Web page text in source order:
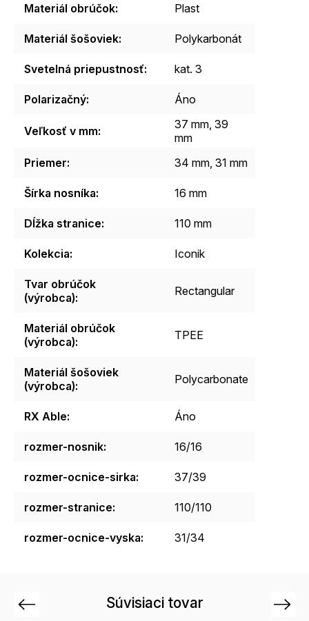
Materiál obrúčok: Plast
Materiál šošoviek: Polykarbonát
Svetelná priepustnosť: kat. 3
Polarizačný: Áno
Veľkosť v mm:
37 mm, 39
mm
Priemer: 34 mm, 31 mm
Šírka nosníka: 16 mm
Dĺžka stranice: 110 mm
Kolekcia: Iconik
Tvar obrúčok
(výrobca): Rectangular
Materiál obrúčok
(výrobca): TPEE
Materiál šošoviek
(výrobca): Polycarbonate
RX Able: Áno
rozmer-nosnik: 16/16
rozmer-ocnice-sirka: 37/39
rozmer-stranice: 110/110
rozmer-ocnice-vyska: 31/34
Súvisiaci tovar
Previous Next